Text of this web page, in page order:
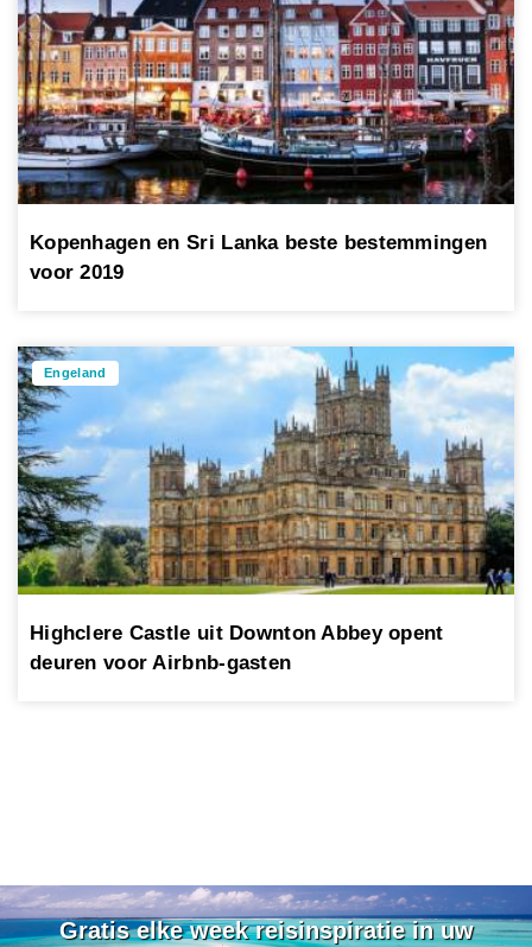
Kopenhagen en Sri Lanka beste bestemmingen
voor 2019
Engeland
Highclere Castle uit Downton Abbey opent
deuren voor Airbnb-gasten
Gratis elke week reisinspiratie in uw